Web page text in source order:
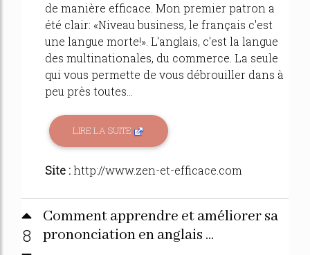
de manière efficace. Mon premier patron a
été clair: «Niveau business, le français c'est
une langue morte!». L'anglais, c'est la langue
des multinationales, du commerce. La seule
qui vous permette de vous débrouiller dans à
peu près toutes...
LIRE LA SUITE
Site :http://www.zen-et-efficace.com
8
Comment apprendre et améliorer sa
prononciation en anglais ...